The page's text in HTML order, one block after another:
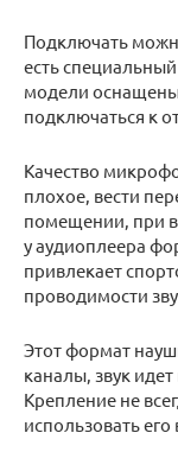
Подключать
есть
модели
подключаться к
Качество
плохое, вести
помещении, при
у аудиоплеера
привлекает
проводимости
Этот формат
каналы, звук
Крепление не
использовать его